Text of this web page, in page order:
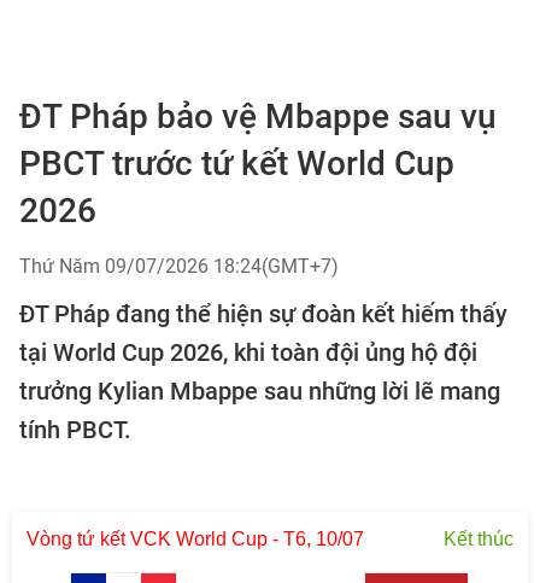
ĐT Pháp bảo vệ Mbappe sau vụ
PBCT trước tứ kết World Cup
2026
Thứ Năm 09/07/2026 18:24(GMT+7)
ĐT Pháp đang thể hiện sự đoàn kết hiếm thấy
tại World Cup 2026, khi toàn đội ủng hộ đội
trưởng Kylian Mbappe sau những lời lẽ mang
tính PBCT.